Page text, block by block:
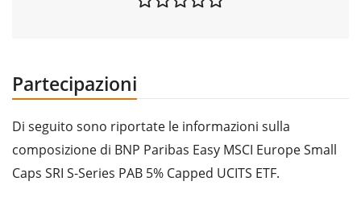
Partecipazioni
Di seguito sono riportate le informazioni sulla
composizione di BNP Paribas Easy MSCI Europe Small
Caps SRI S-Series PAB 5% Capped UCITS ETF.